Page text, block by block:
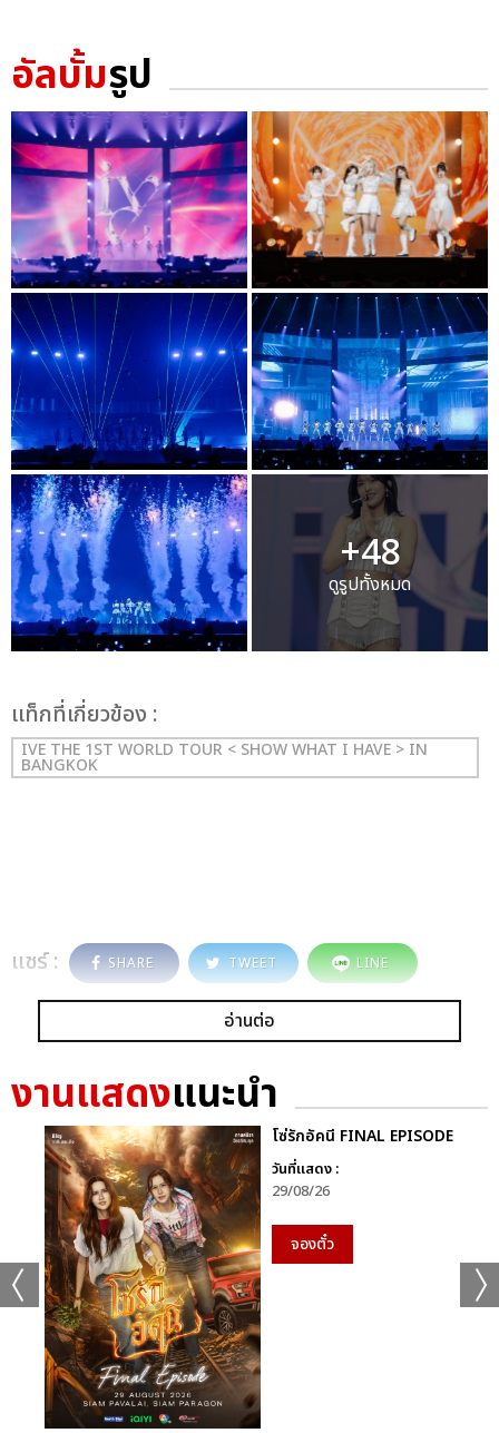
อัลบั้มรูป
+48
ดูรูปทั้งหมด
เเท็กที่เกี่ยวข้อง :
IVE THE 1ST WORLD TOUR < SHOW WHAT I HAVE > IN
BANGKOK
แชร์ : SHARE TWEET LINE
อ่านต่อ
งานแสดงแนะนำ
โซ่รักอัคนี FINAL EPISODE
วันที่แสดง :
29/08/26
จองตั๋ว